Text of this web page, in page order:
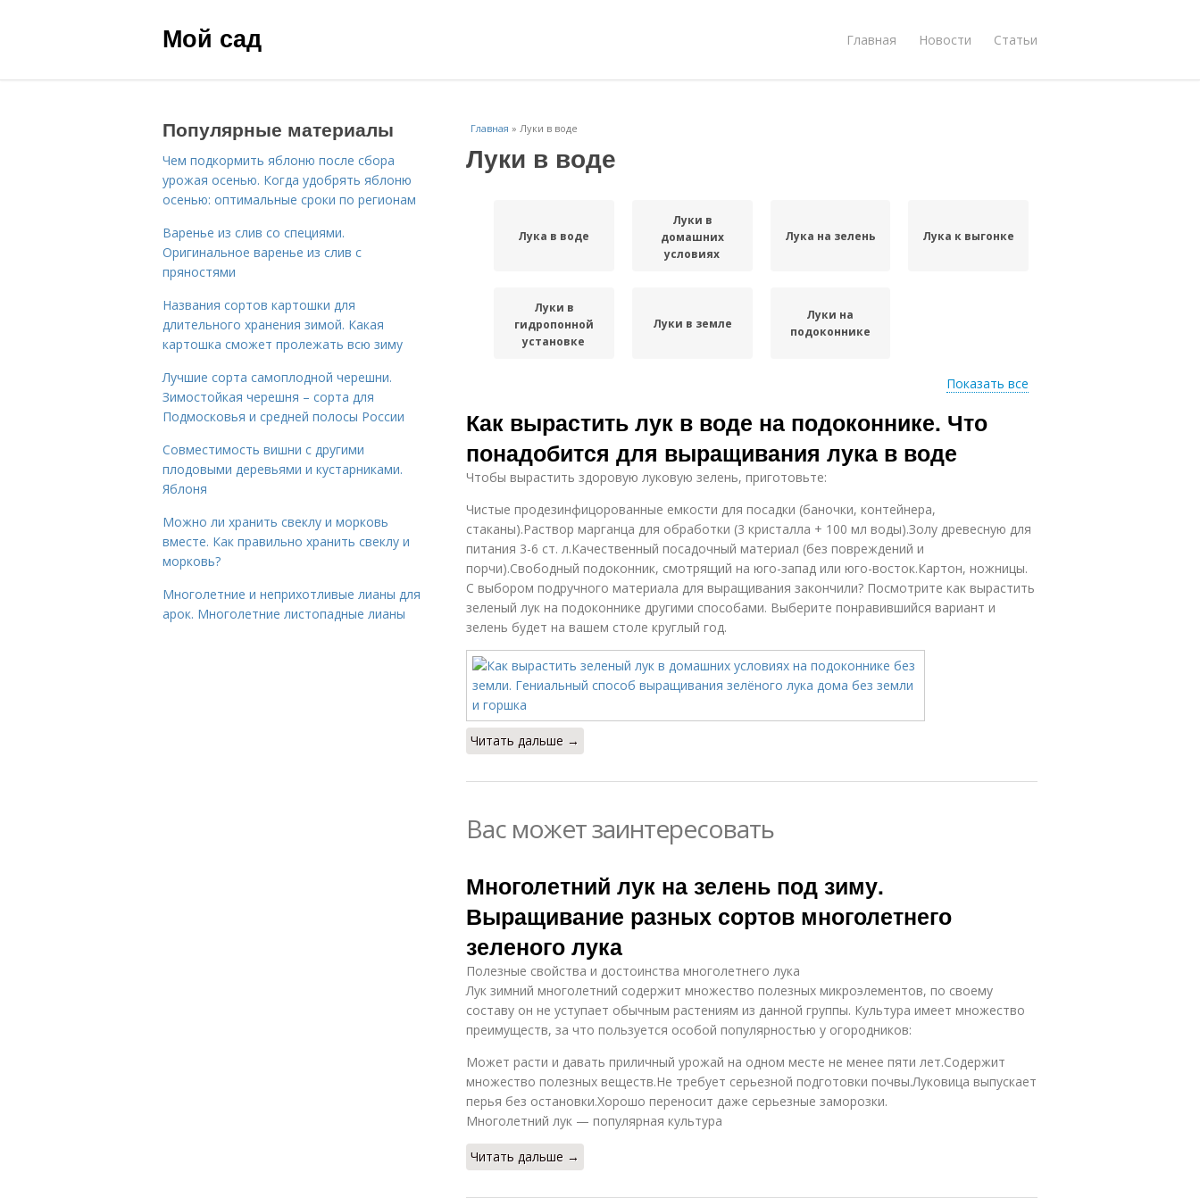
Мой сад Главная Новости Статьи
Главная » Луки в воде
Луки в воде
Лука в воде
Луки в
домашних
условиях
Лука на зелень Лука к выгонке
Луки в
гидропонной
установке
Луки в земле
Луки на
подоконнике
Показать все
Как вырастить лук в воде на подоконнике. Что
понадобится для выращивания лука в воде
Чтобы вырастить здоровую луковую зелень, приготовьте:
Чистые продезинфицорованные емкости для посадки (баночки, контейнера,
стаканы).Раствор марганца для обработки (3 кристалла + 100 мл воды).Золу древесную для
питания 3-6 ст. л.Качественный посадочный материал (без повреждений и
порчи).Свободный подоконник, смотрящий на юго-запад или юго-восток.Картон, ножницы.
С выбором подручного материала для выращивания закончили? Посмотрите как вырастить
зеленый лук на подоконнике другими способами. Выберите понравившийся вариант и
зелень будет на вашем столе круглый год.
Читать дальше →
Вас может заинтересовать
Многолетний лук на зелень под зиму.
Выращивание разных сортов многолетнего
зеленого лука
Полезные свойства и достоинства многолетнего лука
Лук зимний многолетний содержит множество полезных микроэлементов, по своему
составу он не уступает обычным растениям из данной группы. Культура имеет множество
преимуществ, за что пользуется особой популярностью у огородников:
Может расти и давать приличный урожай на одном месте не менее пяти лет.Содержит
множество полезных веществ.Не требует серьезной подготовки почвы.Луковица выпускает
перья без остановки.Хорошо переносит даже серьезные заморозки.
Многолетний лук — популярная культура
Читать дальше →
Популярные материалы
Чем подкормить яблоню после сбора
урожая осенью. Когда удобрять яблоню
осенью: оптимальные сроки по регионам
Варенье из слив со специями.
Оригинальное варенье из слив с
пряностями
Названия сортов картошки для
длительного хранения зимой. Какая
картошка сможет пролежать всю зиму
Лучшие сорта самоплодной черешни.
Зимостойкая черешня – сорта для
Подмосковья и средней полосы России
Совместимость вишни с другими
плодовыми деревьями и кустарниками.
Яблоня
Можно ли хранить свеклу и морковь
вместе. Как правильно хранить свеклу и
морковь?
Многолетние и неприхотливые лианы для
арок. Многолетние листопадные лианы